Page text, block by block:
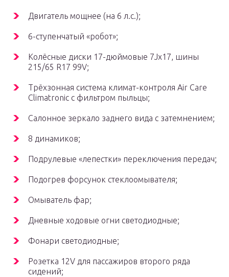
Двигатель мощнее (на 6 л.с.);
6-ступенчатый «робот»;
Колёсные диски 17-дюймовые 7Jx17, шины
215/65 R17 99V;
Трёхзонная система климат-контроля Air Care
Climatronic с фильтром пыльцы;
Салонное зеркало заднего вида с затемнением;
8 динамиков;
Подрулевые «лепестки» переключения передач;
Подогрев форсунок стеклоомывателя;
Омыватель фар;
Дневные ходовые огни светодиодные;
Фонари светодиодные;
Розетка 12V для пассажиров второго ряда
сидений;